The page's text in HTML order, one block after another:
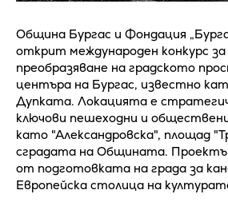
Община Бургас и Фондация
открит международен конкурс за
преобразяване на градското
центъра на Бургас, известно
Дупката. Локацията е
ключови пешеходни и
като "Александровска", площад
сградата на Общината.
от подготовката на града за
Европейска столица на